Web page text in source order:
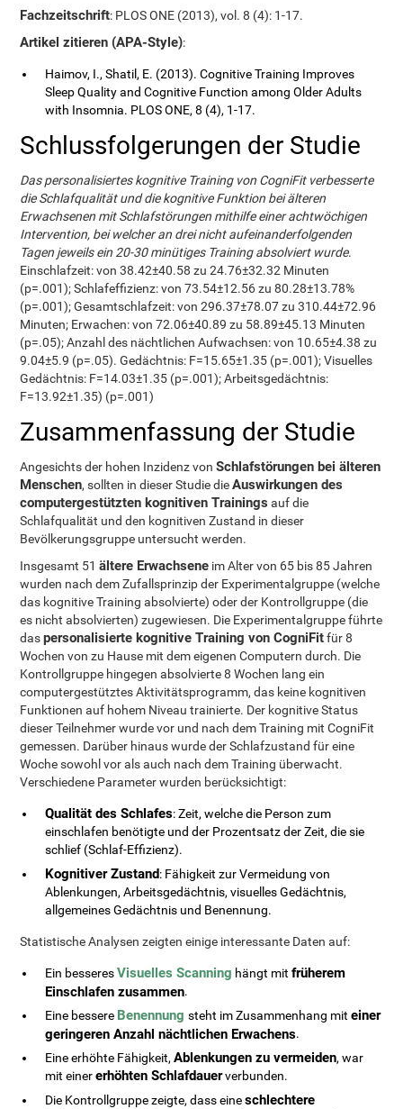
Fachzeitschrift: PLOS ONE (2013), vol. 8 (4): 1-17.
Artikel zitieren (APA-Style):
Haimov, I., Shatil, E. (2013). Cognitive Training Improves
Sleep Quality and Cognitive Function among Older Adults
with Insomnia. PLOS ONE, 8 (4), 1-17.
Schlussfolgerungen der Studie
Das personalisiertes kognitive Training von CogniFit verbesserte
die Schlafqualität und die kognitive Funktion bei älteren
Erwachsenen mit Schlafstörungen mithilfe einer achtwöchigen
Intervention, bei welcher an drei nicht aufeinanderfolgenden
Tagen jeweils ein 20-30 minütiges Training absolviert wurde.
Einschlafzeit: von 38.42±40.58 zu 24.76±32.32 Minuten
(p=.001); Schlafeffizienz: von 73.54±12.56 zu 80.28±13.78%
(p=.001); Gesamtschlafzeit: von 296.37±78.07 zu 310.44±72.96
Minuten; Erwachen: von 72.06±40.89 zu 58.89±45.13 Minuten
(p=.05); Anzahl des nächtlichen Aufwachsen: von 10.65±4.38 zu
9.04±5.9 (p=.05). Gedächtnis: F=15.65±1.35 (p=.001); Visuelles
Gedächtnis: F=14.03±1.35 (p=.001); Arbeitsgedächtnis:
F=13.92±1.35) (p=.001)
Zusammenfassung der Studie
Angesichts der hohen Inzidenz vonSchlafstörungen bei älteren
Menschen, sollten in dieser Studie dieAuswirkungen des
computergestützten kognitiven Trainings auf die
Schlafqualität und den kognitiven Zustand in dieser
Bevölkerungsgruppe untersucht werden.
Insgesamt 51ältere Erwachsene im Alter von 65 bis 85 Jahren
wurden nach dem Zufallsprinzip der Experimentalgruppe (welche
das kognitive Training absolvierte) oder der Kontrollgruppe (die
es nicht absolvierten) zugewiesen. Die Experimentalgruppe führte
daspersonalisierte kognitive Training von CogniFitfür 8
Wochen von zu Hause mit dem eigenen Computern durch. Die
Kontrollgruppe hingegen absolvierte 8 Wochen lang ein
computergestütztes Aktivitätsprogramm, das keine kognitiven
Funktionen auf hohem Niveau trainierte. Der kognitive Status
dieser Teilnehmer wurde vor und nach dem Training mit CogniFit
gemessen. Darüber hinaus wurde der Schlafzustand für eine
Woche sowohl vor als auch nach dem Training überwacht.
Verschiedene Parameter wurden berücksichtigt:
Qualität des Schlafes: Zeit, welche die Person zum
einschlafen benötigte und der Prozentsatz der Zeit, die sie
schlief (Schlaf-Effizienz).
Kognitiver Zustand: Fähigkeit zur Vermeidung von
Ablenkungen, Arbeitsgedächtnis, visuelles Gedächtnis,
allgemeines Gedächtnis und Benennung.
Statistische Analysen zeigten einige interessante Daten auf:
Ein besseresVisuelles Scanning hängt mitfrüherem
Einschlafen zusammen.
Eine bessere Benennungsteht im Zusammenhang miteiner
geringeren Anzahl nächtlichen Erwachens.
Eine erhöhte Fähigkeit,Ablenkungen zu vermeiden, war
mit einererhöhten Schlafdauerverbunden.
Die Kontrollgruppe zeigte, dass eineschlechtere